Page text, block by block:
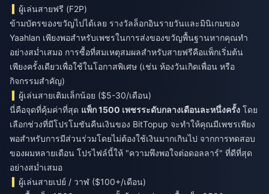
ผู้เล่นสายฟรี (F2P)
ข้ามบัตรของขวัญไปได้เลย รางวัลล็อกอินรายวันและมินิเกมของ
Yaahlan เพียงพอสำหรับเพชรในการส่งของขวัญพื้นฐานหากคุณทำ
อย่างสม่ำเสมอ การซื้อที่สมเหตุสมผลสำหรับสายฟรีคือแพ็กเริ่มต้น
เพียงครั้งเดียวเพื่อใช้ในโอกาสพิเศษ (เช่น ห้องวันเกิดเพื่อน หรือ
กิจกรรมสำคัญ)
ผู้เล่นสายเติมเล็กน้อย ($5-30/เดือน)
นี่คือจุดที่คุ้มค่าที่สุด แพ็ก 1500 เพชรระดับกลางเดือนละหนึ่งครั้ง โดย
เลือกช่วงที่มีโปรโมชันคืนเงินของ BitTopup จะทำให้คุณมีเพชรเพียง
พอสำหรับการมีส่วนร่วมโดยไม่ต้องใช้เงินมากเกินไป จากการทดสอบ
ของผมหลายเดือน โปรไฟล์นี้ให้ "ความพึงพอใจต่อดอลลาร์" ที่ดีที่สุด
อย่างสม่ำเสมอ
ผู้เล่นสายเปย์ / วาฬ ($100+/เดือน)